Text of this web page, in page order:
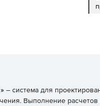
– система для
Выполнение